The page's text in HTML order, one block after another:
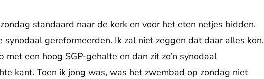
standaard naar de kerk en voor het eten netjes bidden.
gereformeerden. Ik zal niet zeggen dat daar alles kon,
een hoog SGP-gehalte en dan zit zo’n synodaal
kant. Toen ik jong was, was het zwembad op zondag niet